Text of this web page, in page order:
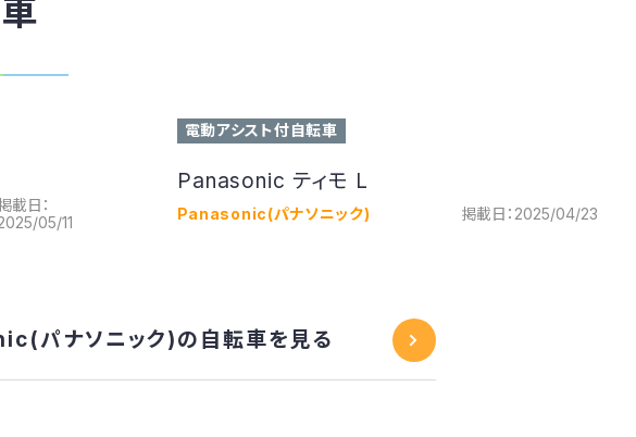
載日：
05/11
Panasonic ティモ L
電動アシスト付自転車
Panasonic(パナソニック) 掲載日：2025/04/23
パナソニック)の自転車を見る